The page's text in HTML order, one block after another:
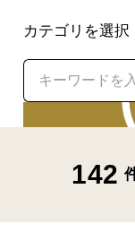
カテゴリを選択
142